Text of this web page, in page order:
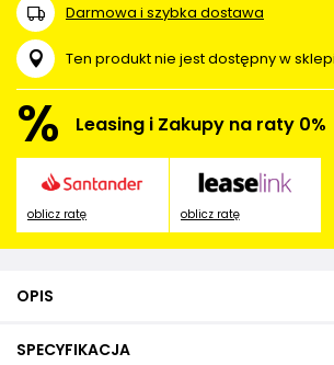
Darmowa i szybka dostawa
Ten produkt nie jest dostępny w
% Leasing i Zakupy na raty 0%
oblicz ratę oblicz ratę
OPIS
SPECYFIKACJA